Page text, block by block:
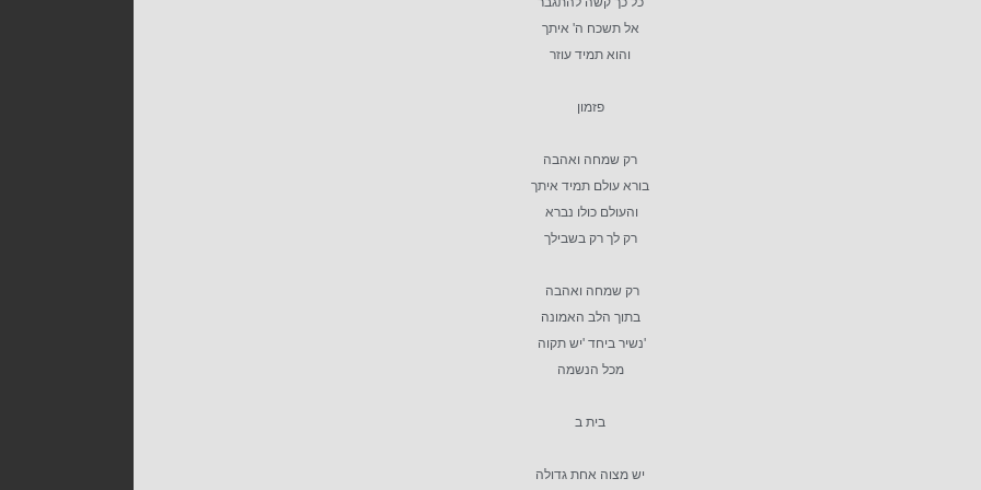
אל תשכח ה' איתך
והוא תמיד עוזר
פזמון
רק שמחה ואהבה
בורא עולם תמיד איתך
והעולם כולו נברא
רק לך רק בשבילך
רק שמחה ואהבה
בתוך הלב האמונה
'נשיר ביחד 'יש תקוה
מכל הנשמה
בית ב
יש מצוה אחת גדולה